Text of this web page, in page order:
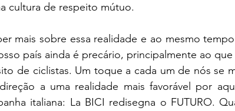
cultura de respeito mútuo.
mais sobre essa realidade e ao mesmo
país ainda é precário, principalmente ao que
de ciclistas. Um toque a cada um de nós se
a uma realidade mais favorável por
italiana: La BICI redisegna o FUTURO.